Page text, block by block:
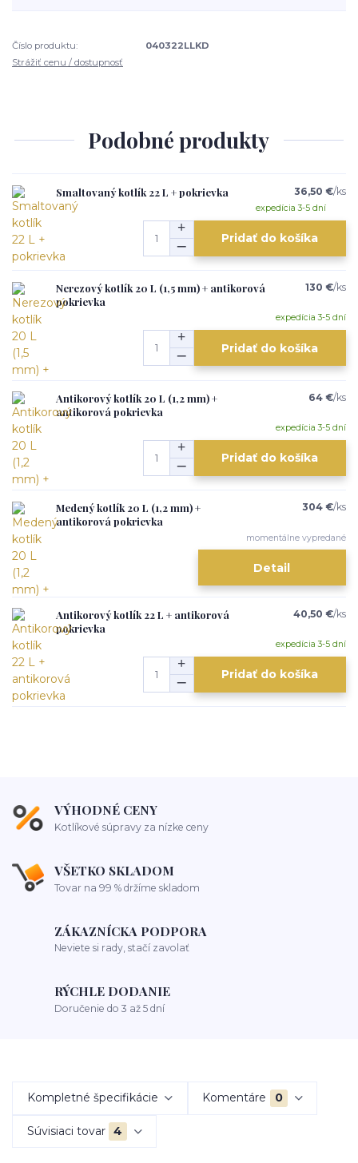
Číslo produktu:
040322LLKD
Strážiť cenu / dostupnosť
Podobné produkty
Smaltovaný kotlík 22 L + pokrievka 36,50 €/ks
expedícia 3-5 dní
Pridať do košíka
Nerezový kotlík 20 L (1,5 mm) + antikorová
pokrievka
130 €/ks
expedícia 3-5 dní
Pridať do košíka
Antikorový kotlík 20 L (1,2 mm) +
antikorová pokrievka
64 €/ks
expedícia 3-5 dní
Pridať do košíka
Medený kotlík 20 L (1,2 mm) +
antikorová pokrievka
304 €/ks
momentálne vypredané
Detail
Antikorový kotlík 22 L + antikorová
pokrievka
40,50 €/ks
expedícia 3-5 dní
Pridať do košíka
VÝHODNÉ CENY
Kotlíkové súpravy za nízke ceny
VŠETKO SKLADOM
Tovar na 99 % držíme skladom
ZÁKAZNÍCKA PODPORA
Neviete si rady, stačí zavolať
RÝCHLE DODANIE
Doručenie do 3 až 5 dní
Kompletné špecifikácie Komentáre 0
Súvisiaci tovar 4